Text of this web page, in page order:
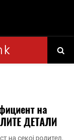
на
ДЕТАЛИ
на секој родител.